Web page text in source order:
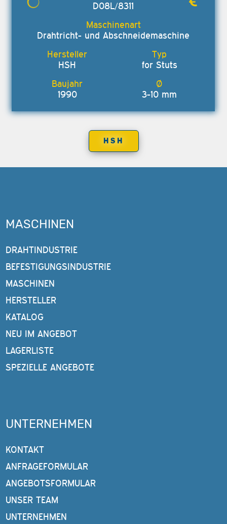
D08L/8311
Drahtricht- und Abschneidemaschine
HSH for Stuts
1990 3-10 mm
HSH
MASCHINEN
DRAHTINDUSTRIE
BEFESTIGUNGSINDUSTRIE
MASCHINEN
HERSTELLER
KATALOG
NEU IM ANGEBOT
LAGERLISTE
SPEZIELLE ANGEBOTE
UNTERNEHMEN
KONTAKT
ANFRAGEFORMULAR
ANGEBOTSFORMULAR
UNSER TEAM
UNTERNEHMEN